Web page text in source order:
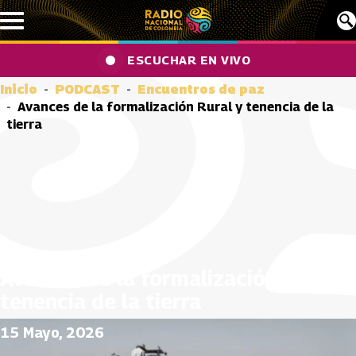
Pasar al contenido principal
ESCUCHAR EN VIVO
Inicio PODCAST
Encuentros de paz
Avances de la formalización Rural y tenencia de la
tierra
15 Mayo, 2026